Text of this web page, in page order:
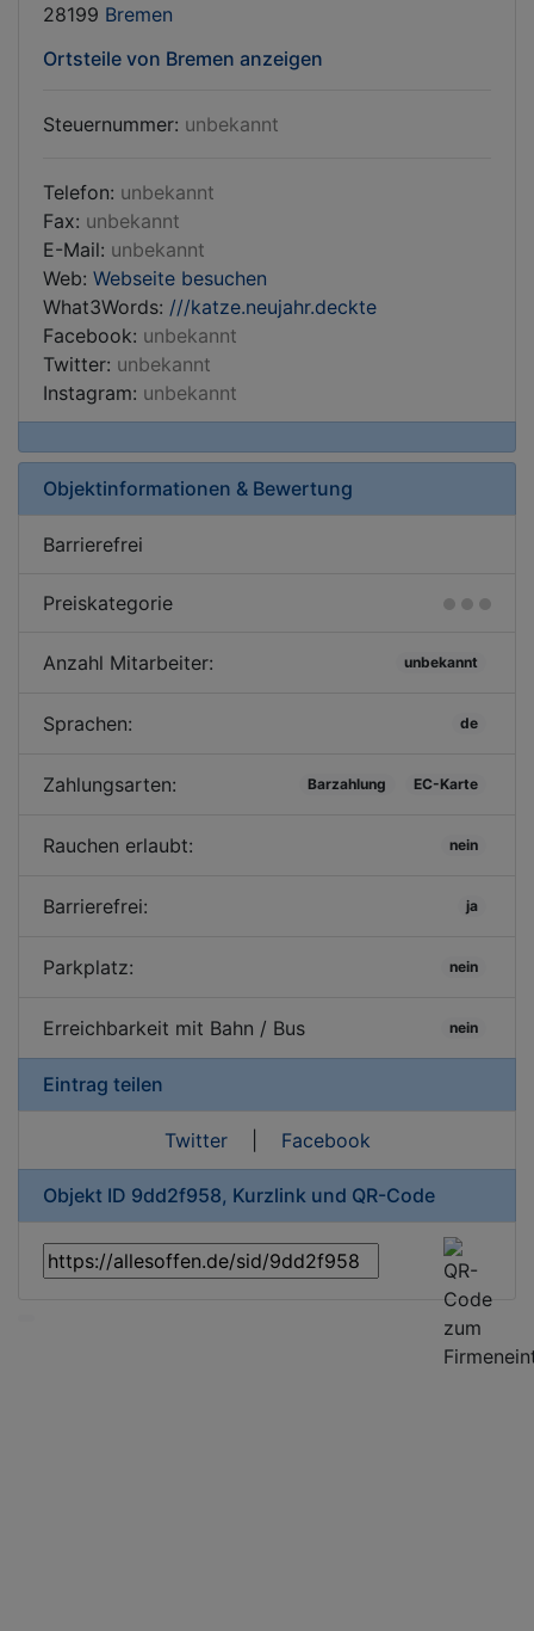
28199 Bremen
Ortsteile von Bremen anzeigen
Steuernummer: unbekannt
Telefon: unbekannt
Fax: unbekannt
E-Mail: unbekannt
Web: Webseite besuchen
What3Words: ///katze.neujahr.deckte
Facebook: unbekannt
Twitter: unbekannt
Instagram: unbekannt
Objektinformationen & Bewertung
Barrierefrei
Preiskategorie
Anzahl Mitarbeiter: unbekannt
Sprachen: de
Zahlungsarten: Barzahlung EC-Karte
Rauchen erlaubt: nein
Barrierefrei: ja
Parkplatz: nein
Erreichbarkeit mit Bahn / Bus nein
Eintrag teilen
Twitter| Facebook
Objekt ID 9dd2f958, Kurzlink und QR-Code